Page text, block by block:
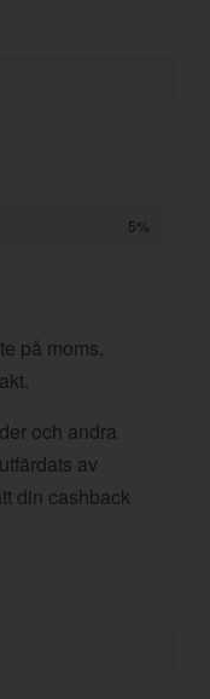
5%
på moms,
och andra
av
din cashback